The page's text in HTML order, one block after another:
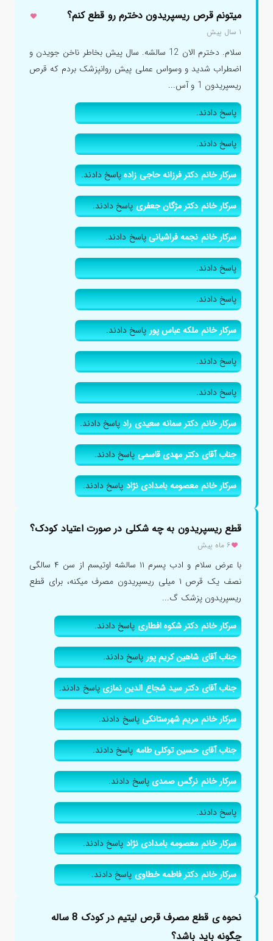
میتونم قرص ریسپریدون دخترم رو قطع کنم؟
۱ سال پیش
سلام. دخترم الان 12 سالشه. سال پیش بخاطر ناخن جویدن و
اضطراب شدید و وسواس عملی پیش روانپزشک بردم که قرص
ریسپریدون 1 و آس...
پاسخ دادند.
پاسخ دادند.
سرکار خانم دکتر فرزانه حاجی زادهپاسخ دادند.
سرکار خانم دکتر مژگان جعفریپاسخ دادند.
سرکار خانم نجمه فراشیانیپاسخ دادند.
پاسخ دادند.
پاسخ دادند.
سرکار خانم ملکه عباس پورپاسخ دادند.
پاسخ دادند.
پاسخ دادند.
سرکار خانم دکتر سمانه سعیدی رادپاسخ دادند.
جناب آقای دکتر مهدی قاسمیپاسخ دادند.
سرکار خانم معصومه بامدادی نژادپاسخ دادند.
قطع ریسپریدون به چه شکلی در صورت اعتیاد کودک؟
۶ ماه پیش
با عرض سلام و ادب پسرم ۱۱ سالشه اوتیسم از سن ۴ سالگی
نصف یک قرص ۱ میلی ریسپریدون مصرف میکنه، برای قطع
ریسپریدون پزشک گ...
سرکار خانم دکتر شکوه افطاریپاسخ دادند.
جناب آقای شاهین کریم پورپاسخ دادند.
جناب آقای دکتر سید شجاع الدین نمازیپاسخ دادند.
سرکار خانم مریم شهرستانکیپاسخ دادند.
جناب آقای حسین توکلی طامهپاسخ دادند.
سرکار خانم نرگس صمدیپاسخ دادند.
پاسخ دادند.
سرکار خانم معصومه بامدادی نژادپاسخ دادند.
سرکار خانم دکتر فاطمه خطاویپاسخ دادند.
نحوه ی قطع مصرف قرص لیتیم در کودک 8 ساله
چگونه باید باشد؟